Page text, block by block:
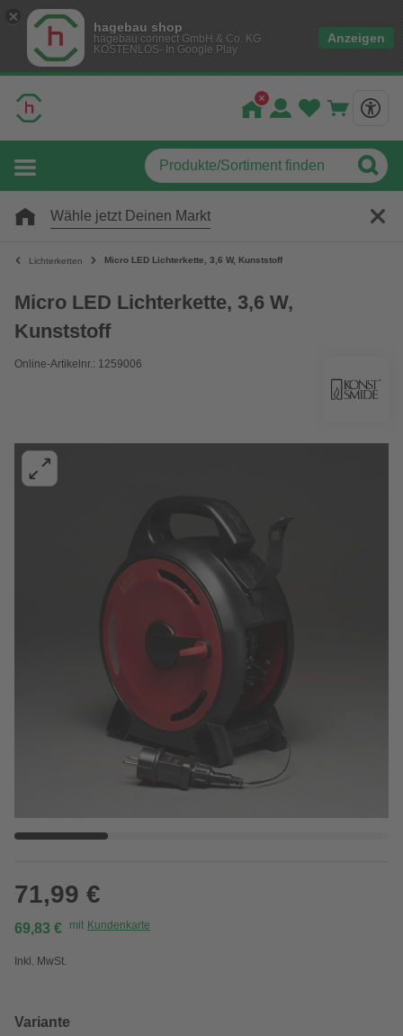
hagebau shop
hagebau connect GmbH & Co. KG
KOSTENLOS- In Google Play
Anzeigen
Wähle jetzt Deinen Markt
Lichterketten Micro LED Lichterkette, 3,6 W, Kunststoff
Micro LED Lichterkette, 3,6 W,
Kunststoff
Online-Artikelnr.: 1259006
71,99 €
69,83 € mit Kundenkarte
Inkl. MwSt.
Variante